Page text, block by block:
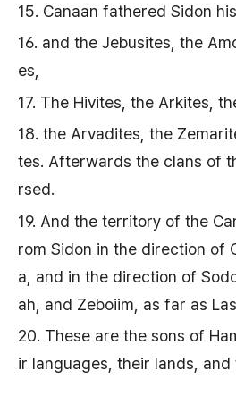
15. Canaan fathered Sidon
16. and the Jebusites, the
es,
17. The Hivites, the Arkites,
18. the Arvadites, the
tes. Afterwards the clans of
rsed.
19. And the territory of the
rom Sidon in the direction of
a, and in the direction of
ah, and Zeboiim, as far as
20. These are the sons of
ir languages, their lands, and